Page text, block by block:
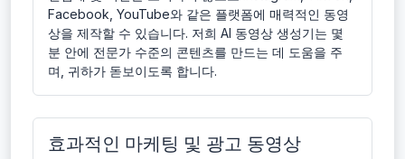
Facebook, YouTube와 같은 플랫폼에 매력적인 동영
상을 제작할 수 있습니다. 저희 AI 동영상 생성기는 몇
분 안에 전문가 수준의 콘텐츠를 만드는 데 도움을 주
며, 귀하가 돋보이도록 합니다.
효과적인 마케팅 및 광고 동영상